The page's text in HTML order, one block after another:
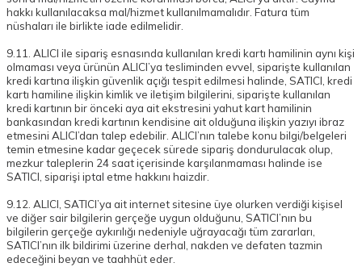
hakkı kullanılacaksa mal/hizmet kullanılmamalıdır. Fatura tüm
nüshaları ile birlikte iade edilmelidir.
9.11. ALICI ile sipariş esnasında kullanılan kredi kartı hamilinin aynı kişi
olmaması veya ürünün ALICI’ya tesliminden evvel, siparişte kullanılan
kredi kartına ilişkin güvenlik açığı tespit edilmesi halinde, SATICI, kredi
kartı hamiline ilişkin kimlik ve iletişim bilgilerini, siparişte kullanılan
kredi kartının bir önceki aya ait ekstresini yahut kart hamilinin
bankasından kredi kartının kendisine ait olduğuna ilişkin yazıyı ibraz
etmesini ALICI’dan talep edebilir. ALICI’nın talebe konu bilgi/belgeleri
temin etmesine kadar geçecek sürede sipariş dondurulacak olup,
mezkur taleplerin 24 saat içerisinde karşılanmaması halinde ise
SATICI, siparişi iptal etme hakkını haizdir.
9.12. ALICI, SATICI’ya ait internet sitesine üye olurken verdiği kişisel
ve diğer sair bilgilerin gerçeğe uygun olduğunu, SATICI’nın bu
bilgilerin gerçeğe aykırılığı nedeniyle uğrayacağı tüm zararları,
SATICI’nın ilk bildirimi üzerine derhal, nakden ve defaten tazmin
edeceğini beyan ve taahhüt eder.